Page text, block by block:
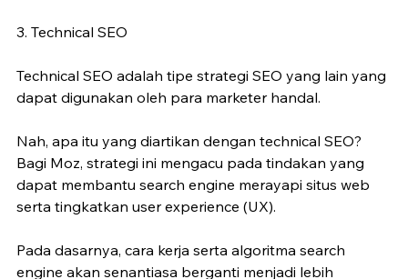
3. Technical SEO
Technical SEO adalah tipe strategi SEO yang lain yang
dapat digunakan oleh para marketer handal.
Nah, apa itu yang diartikan dengan technical SEO?
Bagi Moz, strategi ini mengacu pada tindakan yang
dapat membantu search engine merayapi situs web
serta tingkatkan user experience (UX).
Pada dasarnya, cara kerja serta algoritma search
engine akan senantiasa berganti menjadi lebih